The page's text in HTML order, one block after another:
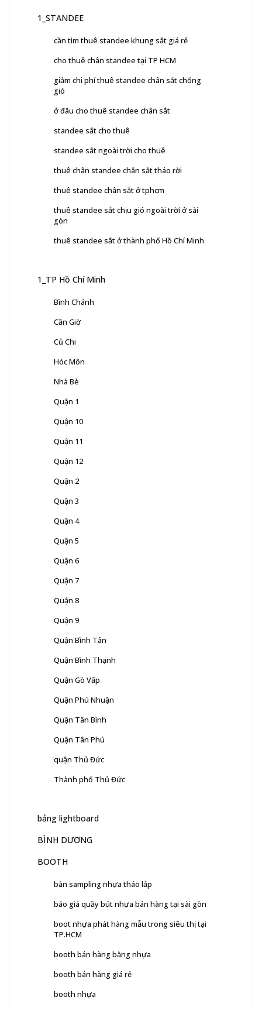
1_STANDEE
cần tìm thuê standee khung sắt giá rẻ
cho thuê chân standee tại TP HCM
giảm chi phí thuê standee chân sắt chống
gió
ở đâu cho thuê standee chân sắt
standee sắt cho thuê
standee sắt ngoài trời cho thuê
thuê chân standee chân sắt tháo rời
thuê standee chân sắt ở tphcm
thuê standee sắt chịu gió ngoài trời ở sài
gòn
thuê standee sắt ở thành phố Hồ Chí Minh
1_TP Hồ Chí Minh
Bình Chánh
Cần Giờ
Củ Chi
Hóc Môn
Nhà Bè
Quận 1
Quận 10
Quận 11
Quận 12
Quận 2
Quận 3
Quận 4
Quận 5
Quận 6
Quận 7
Quận 8
Quận 9
Quận Bình Tân
Quận Bình Thạnh
Quận Gò Vấp
Quận Phú Nhuận
Quận Tân Bình
Quận Tân Phú
quận Thủ Đức
Thành phố Thủ Đức
bảng lightboard
BÌNH DƯƠNG
BOOTH
bàn sampling nhựa tháo lắp
báo giá quầy bút nhựa bán hàng tại sài gòn
boot nhựa phát hàng mẫu trong siêu thị tại
TP.HCM
booth bán hàng bằng nhựa
booth bán hàng giá rẻ
booth nhựa